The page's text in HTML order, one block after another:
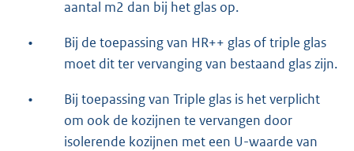
aantal m2 dan bij het glas op.
•
Bij de toepassing van HR++ glas of triple glas
moet dit ter vervanging van bestaand glas zijn.
•
Bij toepassing van Triple glas is het verplicht
om ook de kozijnen te vervangen door
isolerende kozijnen met een U-waarde van